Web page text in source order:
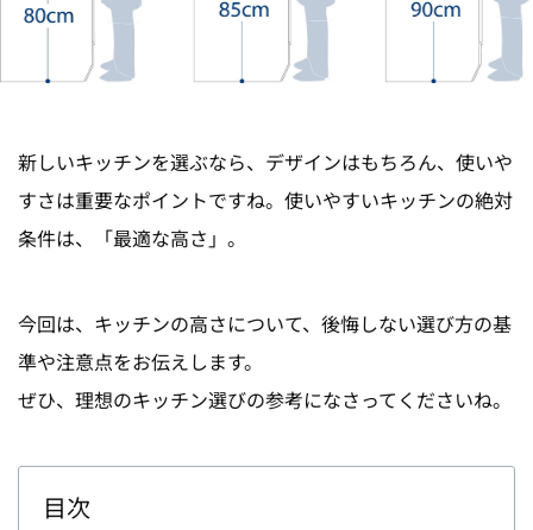
新しいキッチンを選ぶなら、デザインはもちろん、使いや
すさは重要なポイントですね。使いやすいキッチンの絶対
条件は、「最適な高さ」。
今回は、キッチンの高さについて、後悔しない選び方の基
準や注意点をお伝えします。
ぜひ、理想のキッチン選びの参考になさってくださいね。
目次